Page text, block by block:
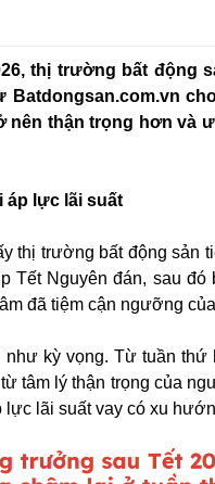
thị trường bất động
Batdongsan.com.vn
nên thận trọng hơn và
áp lực lãi suất
thị trường bất động sản
Tết Nguyên đán, sau
đã tiệm cận ngưỡng
kỳ vọng. Từ tuần
tâm lý thận trọng của
lực lãi suất vay có xu